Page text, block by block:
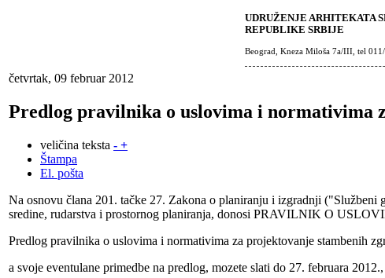
UDRUŽENJE ARHITEKATA
REPUBLIKE SRBIJE
Beograd, Kneza Miloša 7a/III, tel
četvrtak, 09 februar 2012
Predlog pravilnika o uslovima i normativima
veličina teksta - +
Štampa
El. pošta
Na osnovu člana 201. tačke 27. Zakona o planiranju i izgradnji
sredine, rudarstva i prostornog planiranja, donosi PRAVILNIK O
Predlog pravilnika o uslovima i normativima za projektovanje stambenih
a svoje eventulane primedbe na predlog, mozete slati do 27. februara